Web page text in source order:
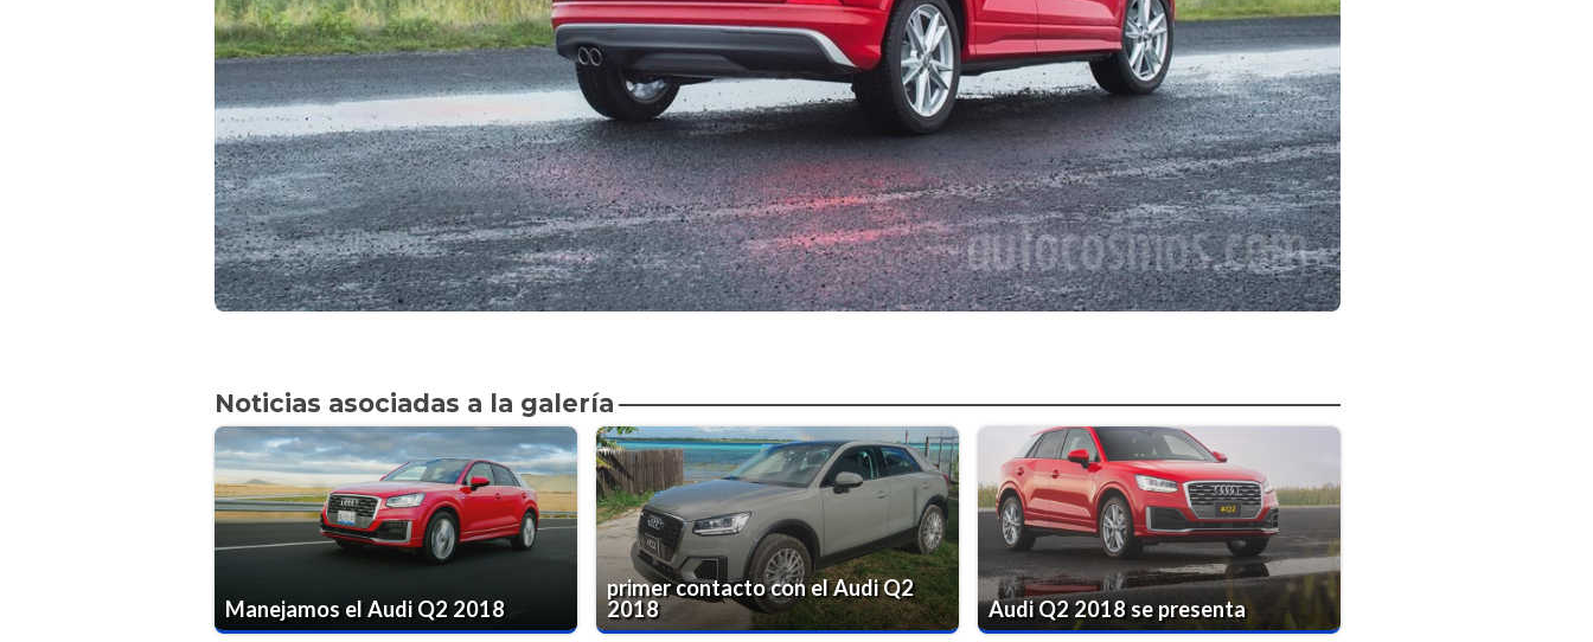
Noticias asociadas a la galería
Manejamos el Audi Q2 2018
primer contacto con el Audi Q2
2018
Audi Q2 2018 se presenta